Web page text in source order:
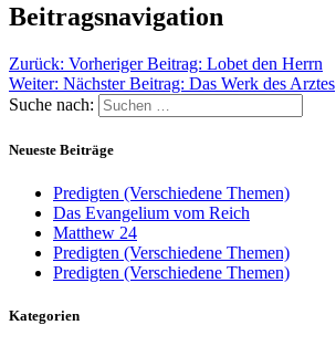
Beitragsnavigation
Zurück: Vorheriger Beitrag: Lobet den Herrn
Weiter: Nächster Beitrag: Das Werk des Arztes
Suche nach:
Neueste Beiträge
Predigten (Verschiedene Themen)
Das Evangelium vom Reich
Matthew 24
Predigten (Verschiedene Themen)
Predigten (Verschiedene Themen)
Kategorien